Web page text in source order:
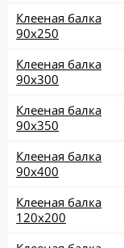
Клееная балка
90x250
Клееная балка
90x300
Клееная балка
90x350
Клееная балка
90x400
Клееная балка
120x200